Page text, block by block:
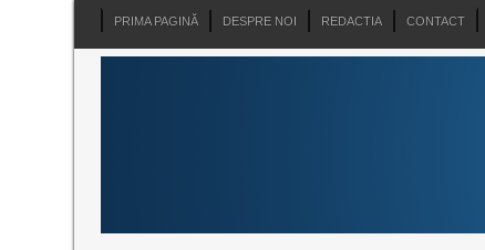
PRIMA PAGINĂ DESPRE NOI REDACTIA CONTACT